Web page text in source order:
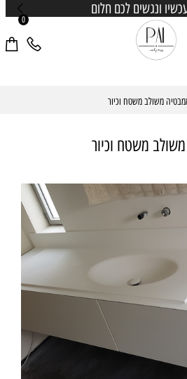
ונגשים לכם חלום
0
משולב משטח וכיור
משטח וכיור